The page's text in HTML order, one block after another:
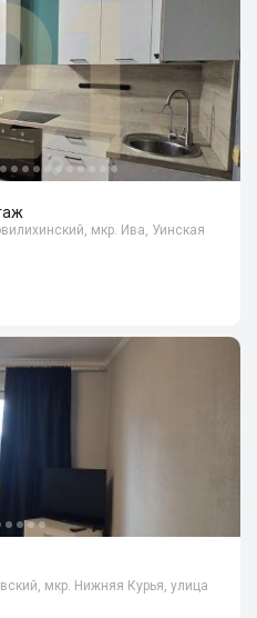
мкр. Ива, Уинская
мкр. Нижняя Курья, улица